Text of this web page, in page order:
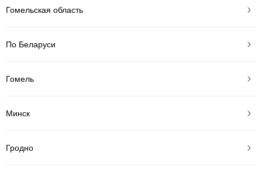
Гомельская область
По Беларуси
Гомель
Минск
Гродно